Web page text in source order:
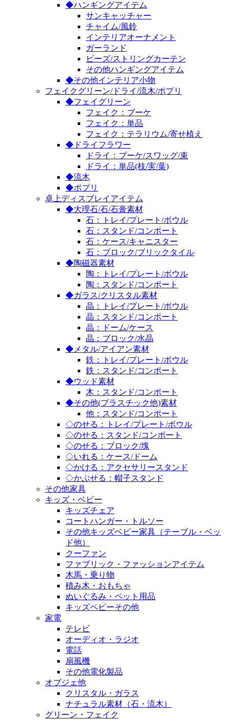
◆ハンギングアイテム
サンキャッチャー
チャイム/風鈴
インテリアオーナメント
ガーランド
ビーズ/ストリングカーテン
その他ハンギングアイテム
◆その他インテリア小物
フェイクグリーン/ドライ/流木/ポプリ
◆フェイグリーン
フェイク：ブーケ
フェイク：単品
フェイク：テラリウム/寄せ植え
◆ドライフラワー
ドライ：ブーケ/スワッグ/束
ドライ：単品(枝/実/葉)
◆流木
◆ポプリ
卓上ディスプレイアイテム
◆大理石/石/石膏素材
石：トレイ/プレート/ボウル
石：スタンド/コンポート
石：ケース/キャニスター
石：ブロック/ブリックタイル
◆陶磁器素材
陶：トレイ/プレート/ボウル
陶：スタンド/コンポート
◆ガラス/クリスタル素材
晶：トレイ/プレート/ボウル
晶：スタンド/コンポート
晶：ドーム/ケース
晶：ブロック/水晶
◆メタル/アイアン素材
鉄：トレイ/プレート/ボウル
鉄：スタンド/コンポート
◆ウッド素材
木：スタンド/コンポート
◆その他(プラスチック他)素材
他：スタンド/コンポート
◇のせる：トレイ/プレート/ボウル
◇のせる：スタンド/コンポート
◇のせる：ブロック/塊
◇いれる：ケース/ドーム
◇かける：アクセサリースタンド
◇かぶせる：帽子スタンド
その他家具
キッズ・ベビー
キッズチェア
コートハンガー・トルソー
その他キッズベビー家具（テーブル・ベッ
ド他）
クーファン
ファブリック・ファッションアイテム
木馬・乗り物
積み木・おもちゃ
ぬいぐるみ・ペット用品
キッズベビーその他
家電
テレビ
オーディオ・ラジオ
電話
扇風機
その他電化製品
オブジェ他
クリスタル・ガラス
ナチュラル素材（石・流木）
グリーン・フェイク